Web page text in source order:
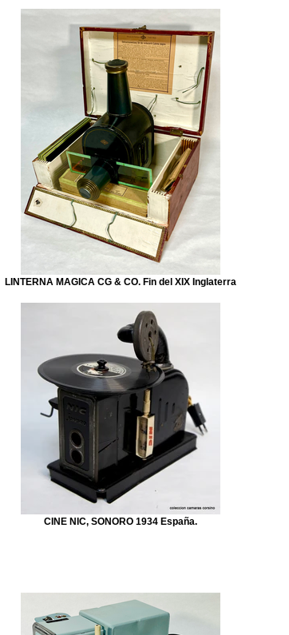
LINTERNA MAGICA CG & CO. Fin del XIX Inglaterra
CINE NIC, SONORO 1934 España.